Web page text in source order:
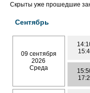
Скрыты уже прошедшие
Сентябрь
09 сентября
2026
Среда